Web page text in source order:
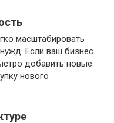
масштабировать
Если ваш бизнес
добавить новые
нового